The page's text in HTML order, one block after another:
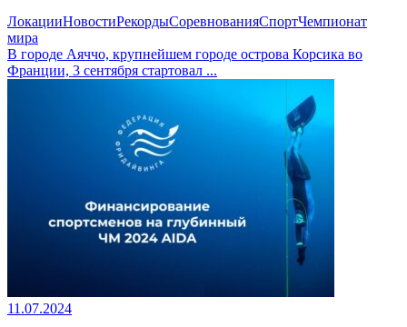
ЛокацииНовостиРекордыСоревнованияСпортЧемпионат
мира
В городе Аяччо, крупнейшем городе острова Корсика во
Франции, 3 сентября стартовал ...
11.07.2024